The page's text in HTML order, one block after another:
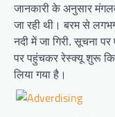
जानकारी के अनुसार
जा रही थी। बरम से
नदी में जा गिरी. सूचना
पर पहुंचकर रेस्क्यू शुरू
लिया गया है।